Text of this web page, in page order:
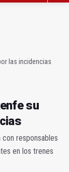
las incidencias
su
con responsables
en los trenes